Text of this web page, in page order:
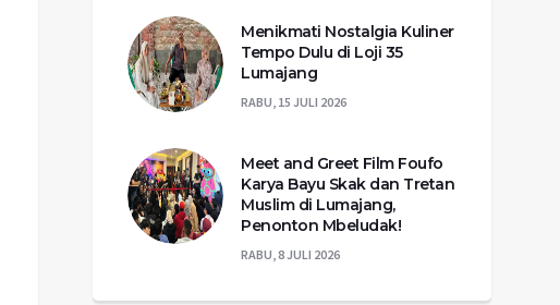
Menikmati Nostalgia Kuliner
Tempo Dulu di Loji 35
Lumajang
RABU, 15 JULI 2026
Meet and Greet Film Foufo
Karya Bayu Skak dan Tretan
Muslim di Lumajang,
Penonton Mbeludak!
RABU, 8 JULI 2026